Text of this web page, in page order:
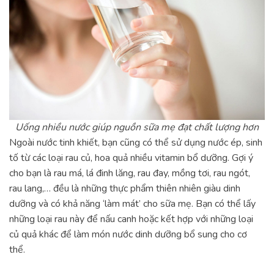
Uống nhiều nước giúp nguồn sữa mẹ đạt chất lượng hơn
Ngoài nước tinh khiết, bạn cũng có thể sử dụng nước ép, sinh
tố từ các loại rau củ, hoa quả nhiều vitamin bổ dưỡng. Gợi ý
cho bạn là rau má, lá đinh lăng, rau đay, mồng tơi, rau ngót,
rau lang,… đều là những thực phẩm thiên nhiên giàu dinh
dưỡng và có khả năng ‘làm mát’ cho sữa mẹ. Bạn có thể lấy
những loại rau này để nấu canh hoặc kết hợp với những loại
củ quả khác để làm món nước dinh dưỡng bổ sung cho cơ
thể.